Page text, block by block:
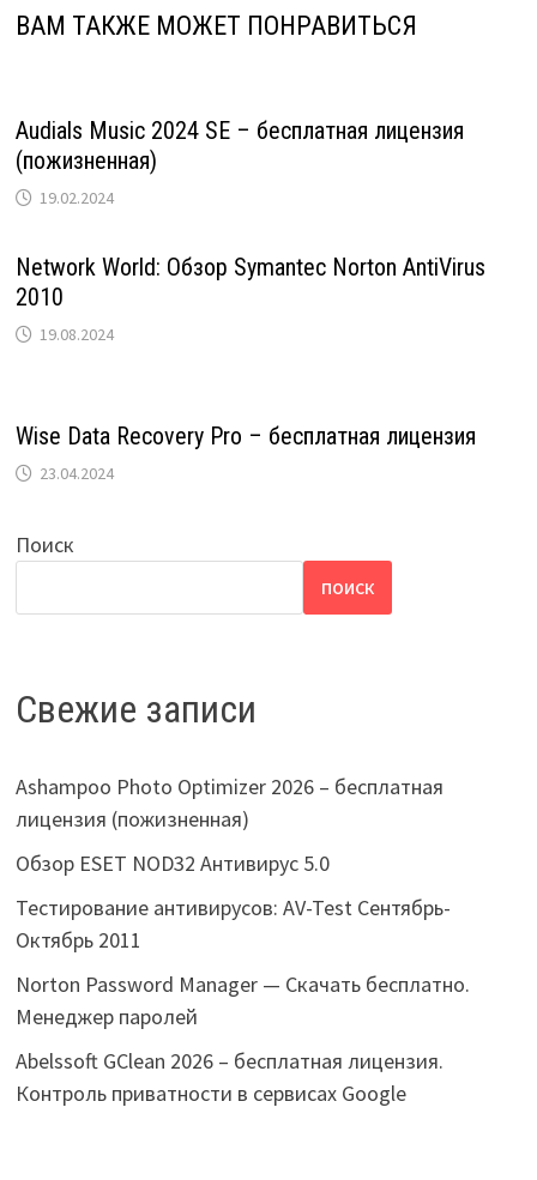
ВАМ ТАКЖЕ МОЖЕТ ПОНРАВИТЬСЯ
Audials Music 2024 SE – бесплатная лицензия
(пожизненная)
19.02.2024
Network World: Обзор Symantec Norton AntiVirus
2010
19.08.2024
Wise Data Recovery Pro – бесплатная лицензия
23.04.2024
Поиск
ПОИСК
Свежие записи
Ashampoo Photo Optimizer 2026 – бесплатная
лицензия (пожизненная)
Обзор ESET NOD32 Антивирус 5.0
Тестирование антивирусов: AV-Test Сентябрь-
Октябрь 2011
Norton Password Manager — Скачать бесплатно.
Менеджер паролей
Abelssoft GClean 2026 – бесплатная лицензия.
Контроль приватности в сервисах Google